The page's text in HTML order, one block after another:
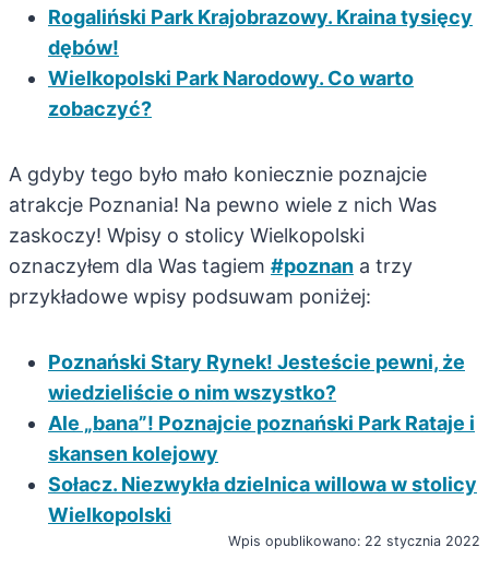
Rogaliński Park Krajobrazowy. Kraina tysięcy
dębów!
Wielkopolski Park Narodowy. Co warto
zobaczyć?
A gdyby tego było mało koniecznie poznajcie
atrakcje Poznania! Na pewno wiele z nich Was
zaskoczy! Wpisy o stolicy Wielkopolski
oznaczyłem dla Was tagiem #poznan a trzy
przykładowe wpisy podsuwam poniżej:
Poznański Stary Rynek! Jesteście pewni, że
wiedzieliście o nim wszystko?
Ale „bana”! Poznajcie poznański Park Rataje i
skansen kolejowy
Sołacz. Niezwykła dzielnica willowa w stolicy
Wielkopolski
Wpis opublikowano: 22 stycznia 2022